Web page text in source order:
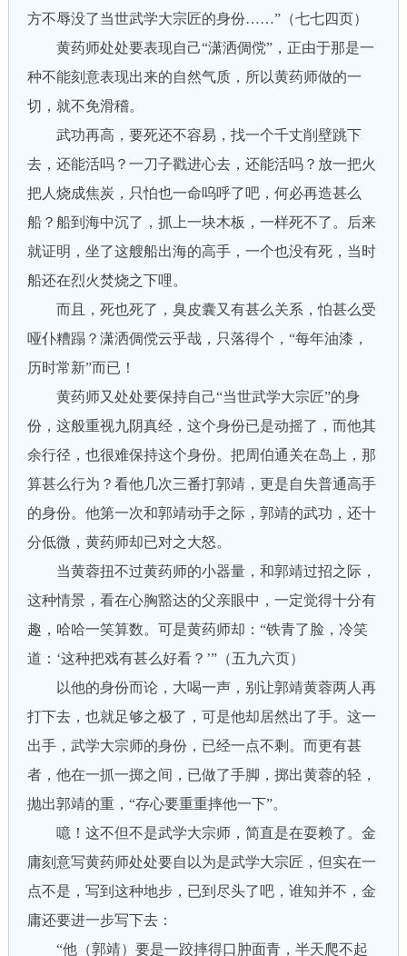
方不辱没了当世武学大宗匠的身份……”（七七四页）
黄药师处处要表现自己“潇洒倜傥”，正由于那是一
种不能刻意表现出来的自然气质，所以黄药师做的一
切，就不免滑稽。
武功再高，要死还不容易，找一个千丈削壁跳下
去，还能活吗？一刀子戳进心去，还能活吗？放一把火
把人烧成焦炭，只怕也一命呜呼了吧，何必再造甚么
船？船到海中沉了，抓上一块木板，一样死不了。后来
就证明，坐了这艘船出海的高手，一个也没有死，当时
船还在烈火焚烧之下哩。
而且，死也死了，臭皮囊又有甚么关系，怕甚么受
哑仆糟蹋？潇洒倜傥云乎哉，只落得个，“每年油漆，
历时常新”而已！
黄药师又处处要保持自己“当世武学大宗匠”的身
份，这般重视九阴真经，这个身份已是动摇了，而他其
余行径，也很难保持这个身份。把周伯通关在岛上，那
算甚么行为？看他几次三番打郭靖，更是自失普通高手
的身份。他第一次和郭靖动手之际，郭靖的武功，还十
分低微，黄药师却已对之大怒。
当黄蓉扭不过黄药师的小器量，和郭靖过招之际，
这种情景，看在心胸豁达的父亲眼中，一定觉得十分有
趣，哈哈一笑算数。可是黄药师却：“铁青了脸，冷笑
道：‘这种把戏有甚么好看？’”（五九六页）
以他的身份而论，大喝一声，别让郭靖黄蓉两人再
打下去，也就足够之极了，可是他却居然出了手。这一
出手，武学大宗师的身份，已经一点不剩。而更有甚
者，他在一抓一掷之间，已做了手脚，掷出黄蓉的轻，
抛出郭靖的重，“存心要重重摔他一下”。
噫！这不但不是武学大宗师，简直是在耍赖了。金
庸刻意写黄药师处处要自以为是武学大宗匠，但实在一
点不是，写到这种地步，已到尽头了吧，谁知并不，金
庸还要进一步写下去：
“他（郭靖）要是一跤摔得口肿面青，半天爬不起